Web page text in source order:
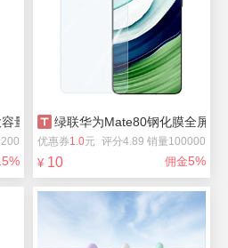
量电脑包绿联华为Mate80钢化膜全屏防
优惠券1.0元 评分4.89 销量100000
¥ 10 佣金5%